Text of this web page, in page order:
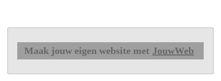
Maak jouw eigen website met JouwWeb